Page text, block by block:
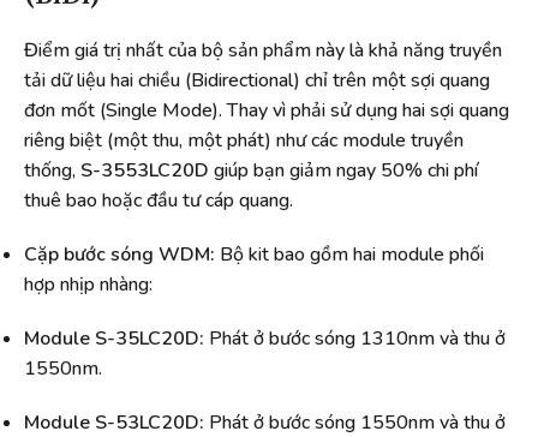
Điểm giá trị nhất của bộ sản phẩm này là khả năng truyền
tải dữ liệu hai chiều (Bidirectional) chỉ trên một sợi quang
đơn mốt (Single Mode). Thay vì phải sử dụng hai sợi quang
riêng biệt (một thu, một phát) như các module truyền
thống, S-3553LC20D giúp bạn giảm ngay 50% chi phí
thuê bao hoặc đầu tư cáp quang.
Cặp bước sóng WDM: Bộ kit bao gồm hai module phối
hợp nhịp nhàng:
Module S-35LC20D: Phát ở bước sóng 1310nm và thu ở
1550nm.
Module S-53LC20D: Phát ở bước sóng 1550nm và thu ở